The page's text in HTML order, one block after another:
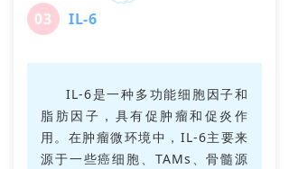
03 IL-6
IL-6是一种多功能细胞因子和
脂肪因子，具有促肿瘤和促炎作
用。在肿瘤微环境中，IL-6主要来
源于一些癌细胞、TAMs、骨髓源